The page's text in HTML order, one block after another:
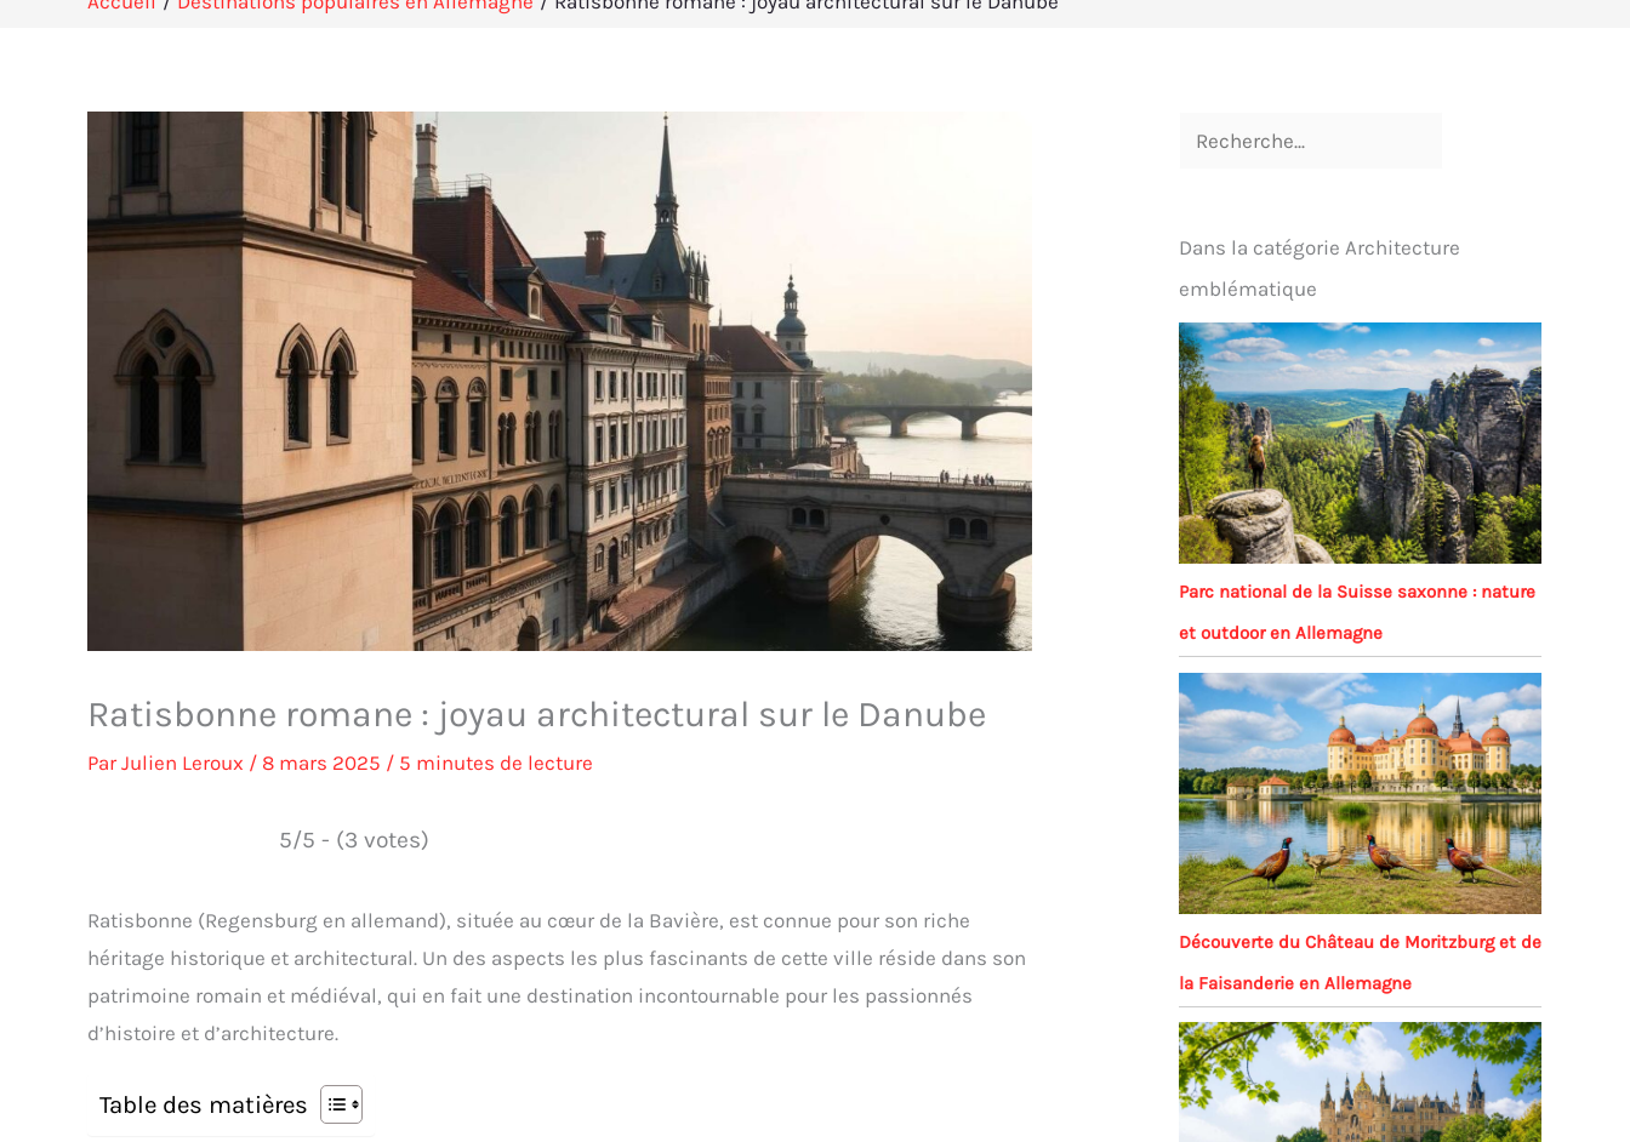
Ratisbonne romane : joyau architectural sur le Danube
ParJulien Leroux / 8 mars 2025 / 5 minutes de lecture
5/5 - (3 votes)
Ratisbonne (Regensburg en allemand), située au cœur de la Bavière, est connue pour son riche
héritage historique et architectural. Un des aspects les plus fascinants de cette ville réside dans son
patrimoine romain et médiéval, qui en fait une destination incontournable pour les passionnés
d’histoire et d’architecture.
Table des matières
Dans la catégorie Architecture
emblématique
Parc national de la Suisse saxonne : nature
et outdoor en Allemagne
Découverte du Château de Moritzburg et de
la Faisanderie en Allemagne